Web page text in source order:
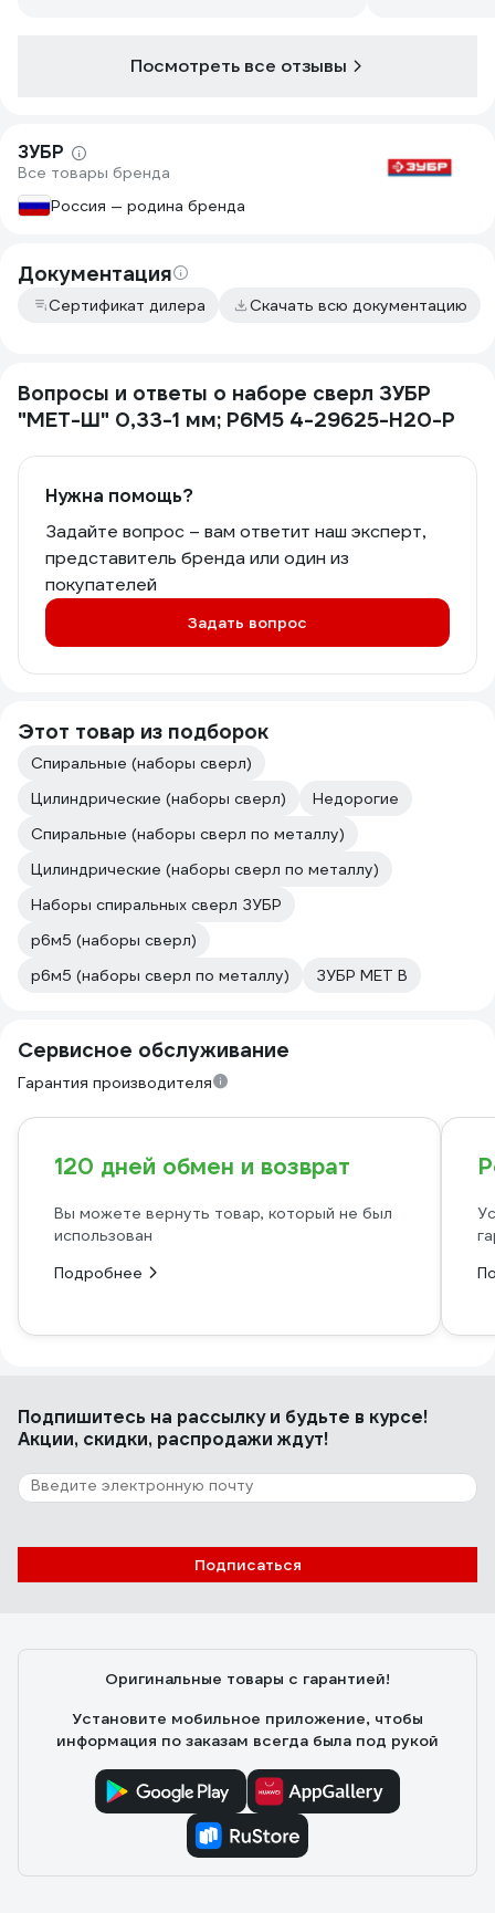
Посмотреть все отзывы
ЗУБР
Все товары бренда
Россия — родина бренда
Документация
Сертификат дилера Скачать всю документацию
Вопросы и ответы о наборе сверл ЗУБР
"МЕТ-Ш" 0,33-1 мм; Р6М5 4-29625-H20-P
Нужна помощь?
Задайте вопрос – вам ответит наш эксперт,
представитель бренда или один из
покупателей
Задать вопрос
Этот товар из подборок
Спиральные (наборы сверл)
Цилиндрические (наборы сверл)
Недорогие
Спиральные (наборы сверл по металлу)
Цилиндрические (наборы сверл по металлу)
Наборы спиральных сверл ЗУБР
р6м5 (наборы сверл)
р6м5 (наборы сверл по металлу)
ЗУБР МЕТ В
Сервисное обслуживание
Гарантия производителя
120 дней обмен и возврат
Вы можете вернуть товар, который не был
использован
Подробнее
Подпишитесь на рассылкуи будьте в курсе!
Акции, скидки, распродажи ждут!
Подписаться
Оригинальные товары с гарантией!
Установите мобильное приложение, чтобы
информация по заказам всегда была под рукой